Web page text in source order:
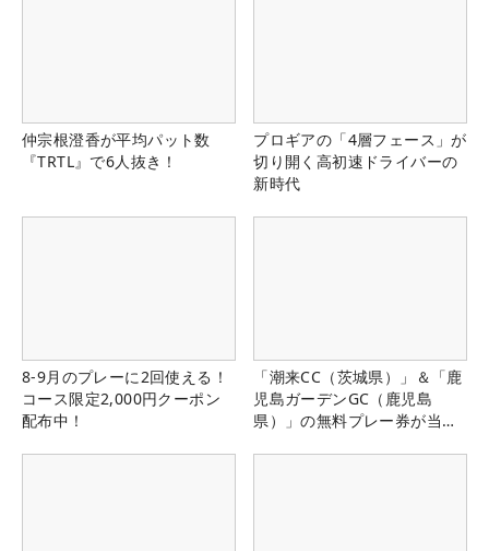
仲宗根澄香が平均パット数
『TRTL』で6人抜き！
プロギアの「4層フェース」が
切り開く高初速ドライバーの
新時代
8-9月のプレーに2回使える！
コース限定2,000円クーポン
配布中！
「潮来CC（茨城県）」＆「鹿
児島ガーデンGC（鹿児島
県）」の無料プレー券が当た